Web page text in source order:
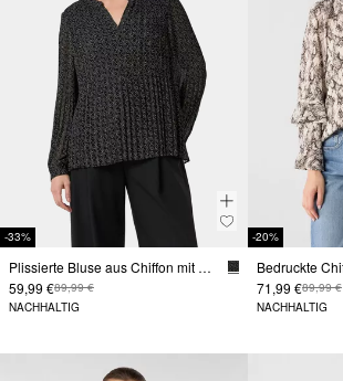
-33%
Plissierte Bluse aus Chiffon mit Logomuster
59,99 €89,99 €
NACHHALTIG
-20%
71,99 €89,99 €
NACHHALTIG